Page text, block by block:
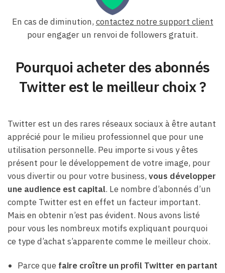
En cas de diminution, contactez notre support client
pour engager un renvoi de followers gratuit.
Pourquoi acheter des abonnés
Twitter est le meilleur choix ?
Twitter est un des rares réseaux sociaux à être autant
apprécié pour le milieu professionnel que pour une
utilisation personnelle. Peu importe si vous y êtes
présent pour le développement de votre image, pour
vous divertir ou pour votre business, vous développer
une audience est capital. Le nombre d’abonnés d’un
compte Twitter est en effet un facteur important.
Mais en obtenir n’est pas évident. Nous avons listé
pour vous les nombreux motifs expliquant pourquoi
ce type d’achat s’apparente comme le meilleur choix.
Parce que faire croître un profil Twitter en partant